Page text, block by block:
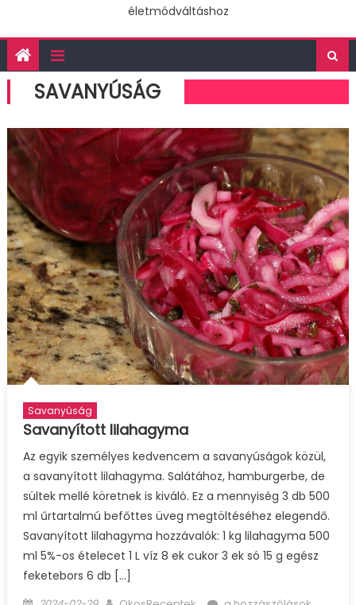
életmódváltáshoz
SAVANYÚSÁG
Savanyúság
Savanyított lilahagyma
Az egyik személyes kedvencem a savanyúságok közül,
a savanyított lilahagyma. Salátához, hamburgerbe, de
sültek mellé köretnek is kiváló. Ez a mennyiség 3 db 500
ml űrtartalmú befőttes üveg megtöltéséhez elegendő.
Savanyított lilahagyma hozzávalók: 1 kg lilahagyma 500
ml 5%-os ételecet 1 L víz 8 ek cukor 3 ek só 15 g egész
feketebors 6 db […]
Posted
Author
Savanyított